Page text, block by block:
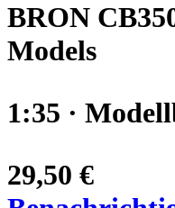
BRON
Models
1:35 ·
29,50 €